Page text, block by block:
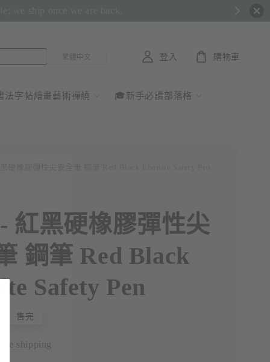
法字帖繪畫藝術禪繞 🎓新手必讀部落格
登入 購物車
紅黑硬橡膠彈性尖
鋼筆 Red Black
Safety Pen
售完
shipping